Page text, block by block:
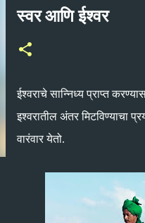
स्वर आणि ईश्‍वर
ईश्‍वराचे सान्निध्य प्राप्त
इश्‍वरातील अंतर मिटविण्याचा
वारंवार येतो.